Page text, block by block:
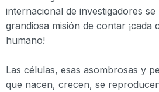
internacional de investigadores
grandiosa misión de contar ¡cada
humano!
Las células, esas asombrosas y
que nacen, crecen, se